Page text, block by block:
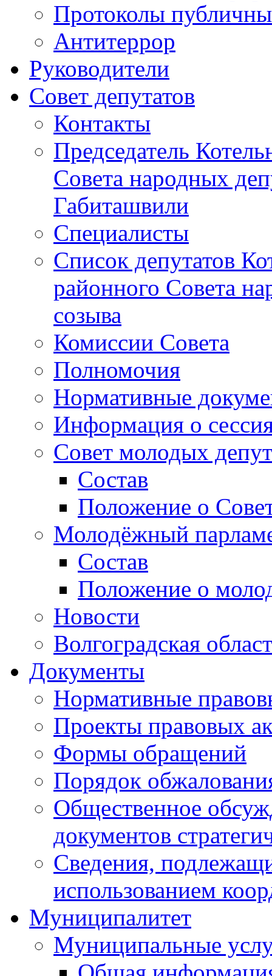
Протоколы
Антитеррор
Руководители
Совет депутатов
Контакты
Председатель
Совета народных
Габиташвили
Специалисты
Список депутатов
районного Совета
созыва
Комиссии Совета
Полномочия
Нормативные
Информация о
Совет молодых
Состав
Положение о
Молодёжный
Состав
Положение о
Новости
Волгоградская
Документы
Нормативные
Проекты правовых
Формы обращений
Порядок
Общественное
документов
Сведения,
использованием
Муниципалитет
Муниципальные